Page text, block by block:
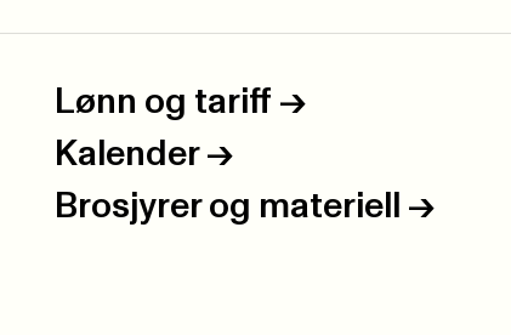
Lønn og tariff ->
Kalender ->
Brosjyrer og materiell ->